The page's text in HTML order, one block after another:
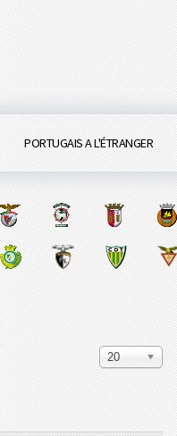
PORTUGAIS A L'ÉTRANGER
20